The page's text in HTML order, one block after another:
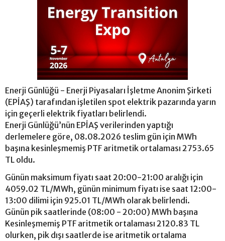
Enerji Günlüğü - Enerji Piyasaları İşletme Anonim Şirketi
(EPİAŞ) tarafından işletilen spot elektrik pazarında yarın
için geçerli elektrik fiyatları belirlendi.
Enerji Günlüğü’nün EPİAŞ verilerinden yaptığı
derlemelere göre, 08.08.2026 teslim gün için MWh
başına kesinleşmemiş PTF aritmetik ortalaması 2753.65
TL oldu.
Günün maksimum fiyatı saat 20:00-21:00 aralığı için
4059.02 TL/MWh, günün minimum fiyatı ise saat 12:00-
13:00 dilimi için 925.01 TL/MWh olarak belirlendi.
Günün pik saatlerinde (08:00 - 20:00) MWh başına
Kesinleşmemiş PTF aritmetik ortalaması 2120.83 TL
olurken, pik dışı saatlerde ise aritmetik ortalama